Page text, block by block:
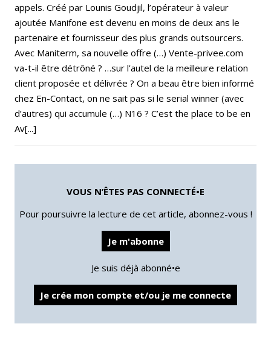
appels. Créé par Lounis Goudjil, l’opérateur à valeur
ajoutée Manifone est devenu en moins de deux ans le
partenaire et fournisseur des plus grands outsourcers.
Avec Maniterm, sa nouvelle offre (…) Vente-privee.com
va-t-il être détrôné ? …sur l’autel de la meilleure relation
client proposée et délivrée ? On a beau être bien informé
chez En-Contact, on ne sait pas si le serial winner (avec
d’autres) qui accumule (…) N16 ? C’est the place to be en
Av[...]
VOUS N’ÊTES PAS CONNECTÉ•E
Pour poursuivre la lecture de cet article, abonnez-vous !
Je m'abonne
Je suis déjà abonné•e
Je crée mon compte et/ou je me connecte